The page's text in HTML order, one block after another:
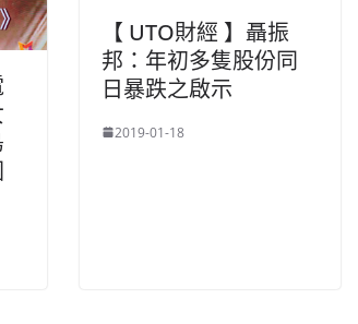
【 UTO財經 】聶振
邦：年初多隻股份同
日暴跌之啟示
2019-01-18